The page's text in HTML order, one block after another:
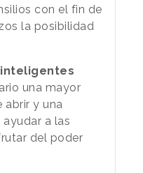
con el fin de
la posibilidad
una mayor
abrir y una
a las
del poder